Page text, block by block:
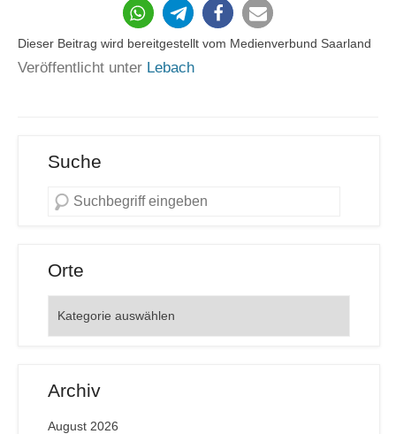
Dieser Beitrag wird bereitgestellt vom Medienverbund Saarland
Veröffentlicht unter Lebach
Suche
Orte
Archiv
August 2026